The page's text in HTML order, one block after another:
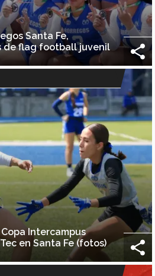
Santa Fe,
de flag football juvenil
Intercampus
en Santa Fe (fotos)